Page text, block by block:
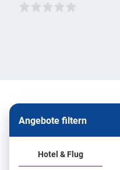
5
Angebote filtern
Hotel & Flug